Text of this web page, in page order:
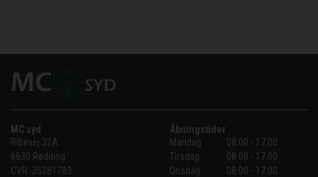
MC syd
Ribevej 32A
6630 Rødding
CVR: 35381783
Åbningstider
Mandag
08:00 - 17:00
Tirsdag
08:00 - 17:00
Onsdag
08:00 - 17:00